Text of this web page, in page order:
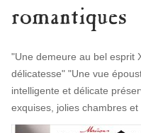
romantiques
"Une demeure au bel esprit
délicatesse" "Une vue
intelligente et délicate
exquises, jolies chambres